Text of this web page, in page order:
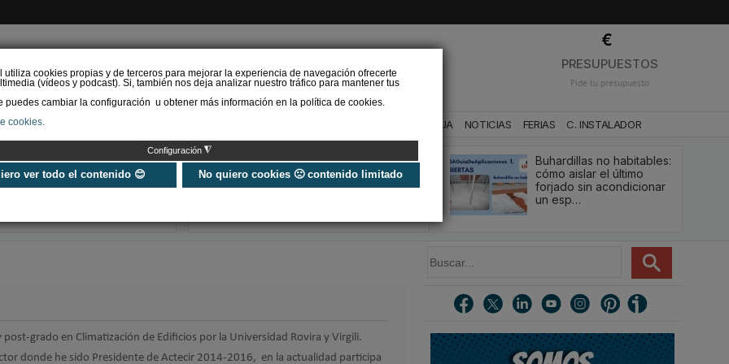
utiliza cookies propias y de terceros para mejorar la experiencia de navegación ofrecerte
(vídeos y podcast). Si, también nos deja analizar nuestro tráfico para mantener tus
puedes cambiar la configuración u obtener más información en la política de cookies.
cookies.
Configuración ◮
ver todo el contenido 😊 No quiero cookies 🙁 contenido limitado
PRESUPUESTOS
Pide tu presupuesto
RENOVABLES BAÑO Y AGUA NOTICIAS FERIAS C. INSTALADOR
Universo Aniversario - Un
año, muchos momentos
Verifactu en
climatización: qué le va a
exigir la ley a tu
Buhardillas no habitables:
cómo aislar el último
forjado sin acondicionar
un esp…
grado en Climatización de Edificios por la Universidad Rovira y Virgili.
donde he sido Presidente de Actecir 2014-2016, en la actualidad participa
u
r